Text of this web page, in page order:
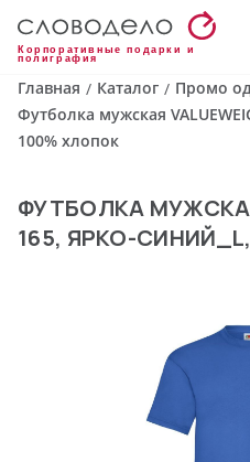
Корпоративные подарки и
полиграфия
Главная / Каталог / Промо
Футболка мужская
100% хлопок
ФУТБОЛКА МУЖСКАЯ
165, ЯРКО-